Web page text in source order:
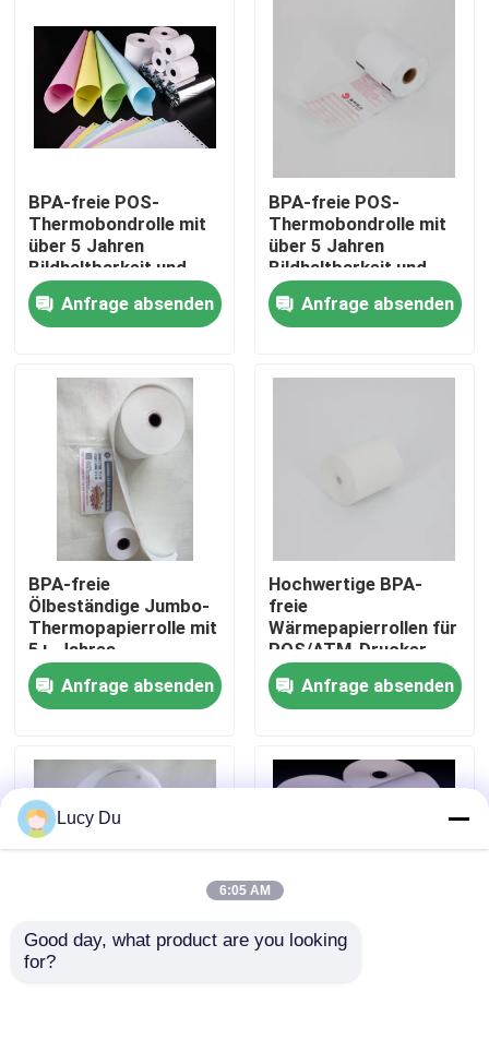
Zu Hause
Produkte
Über uns
Werksbesichtigung
Qualitätskontrolle
Kontakt mit uns
Neuigkeiten
Riesige Thermopapier-Rolle
Positions-Thermopapier-Rolle
BPA-freie POS-
Thermobondrolle mit
über 5 Jahren
Bildhaltbarkeit und
ölbeständigen
Eigenschaften
Anfrage absenden
BPA-freie POS-
Thermobondrolle mit
über 5 Jahren
Bildhaltbarkeit und
ölbeständigen
Eigenschaften
Anfrage absenden
BPA-freie
Ölbeständige Jumbo-
Thermopapierrolle mit
5+-Jahres-
Bildlebensdauer für
POS-Bestätigungen
Anfrage absenden
Hochwertige BPA-
freie
Wärmepapierrollen für
POS/ATM-Drucker
Anfrage absenden
Hochwertige, BPA-
Lucy Du
6:05 AM
Good day, what product are you looking
for?